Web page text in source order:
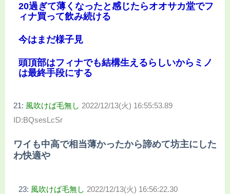
20過ぎて薄くなったと感じたらオオサカ堂でフ
ィナ買って飲み続ける
今はまだ様子見
頭頂部はフィナでも結構生えるらしいからミノ
は最終手段にする
21: 風吹けば毛無し 2022/12/13(火) 16:55:53.89
ID:BQsesLcSr
ワイも中高で相当薄かったから諦めて坊主にした
わ快適や
23: 風吹けば毛無し 2022/12/13(火) 16:56:22.30